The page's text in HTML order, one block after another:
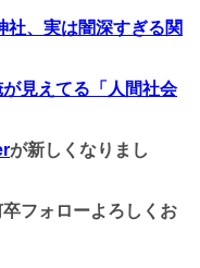
社、実は闇深すぎる関
が見えてる「人間社会
が新しくなりまし
フォローよろしくお